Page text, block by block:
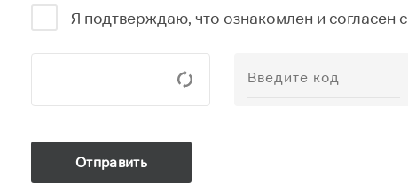
Я подтверждаю, что ознакомлен и согласен с